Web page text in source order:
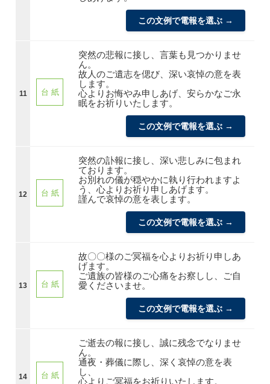
この文例で電報を選ぶ →
11 台 紙
突然の悲報に接し、言葉も見つかりませ
ん。
故人のご遺志を偲び、深い哀悼の意を表
します。
心よりお悔やみ申しあげ、安らかなご永
眠をお祈りいたします。
この文例で電報を選ぶ →
12 台 紙
突然の訃報に接し、深い悲しみに包まれ
ております。
お別れの儀が穏やかに執り行われますよ
う、心よりお祈り申しあげます。
謹んで哀悼の意を表します。
この文例で電報を選ぶ →
13 台 紙
故〇〇様のご冥福を心よりお祈り申しあ
げます。
ご遺族の皆様のご心痛をお察しし、ご自
愛くださいませ。
この文例で電報を選ぶ →
14 台 紙
ご逝去の報に接し、誠に残念でなりませ
ん。
通夜・葬儀に際し、深く哀悼の意を表
し、
心よりご冥福をお祈りいたします。